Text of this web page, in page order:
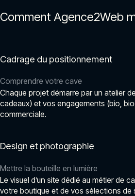
Comment Agence2Web
Cadrage du positionnement
Comprendre votre cave
Chaque projet démarre par un atelier
cadeaux) et vos engagements (bio,
commerciale.
Design et photographie
Mettre la bouteille en lumière
Le visuel d’un site dédié au métier de
votre boutique et de vos sélections de